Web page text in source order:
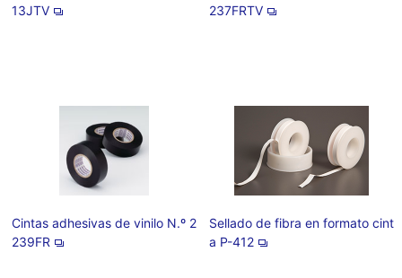
13JTV
237FRTV
Cintas adhesivas de vinilo N.º 2
239FR
Sellado de fibra en formato cint
a P-412